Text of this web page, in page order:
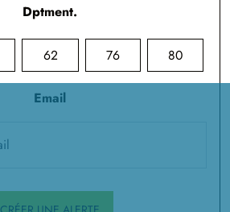
Dptment.
62 76 80
Email